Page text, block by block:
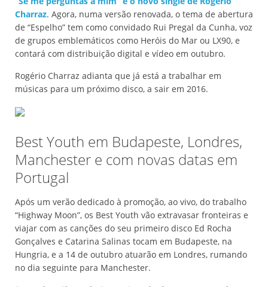
Charraz. Agora, numa versão renovada, o tema de abertura
de “Espelho” tem como convidado Rui Pregal da Cunha, voz
de grupos emblemáticos como Heróis do Mar ou LX90, e
contará com distribuição digital e vídeo em outubro.
Rogério Charraz adianta que já está a trabalhar em
músicas para um próximo disco, a sair em 2016.
Best Youth em Budapeste, Londres,
Manchester e com novas datas em
Portugal
Após um verão dedicado à promoção, ao vivo, do trabalho
“Highway Moon”, os Best Youth vão extravasar fronteiras e
viajar com as canções do seu primeiro disco Ed Rocha
Gonçalves e Catarina Salinas tocam em Budapeste, na
Hungria, e a 14 de outubro atuarão em Londres, rumando
no dia seguinte para Manchester.